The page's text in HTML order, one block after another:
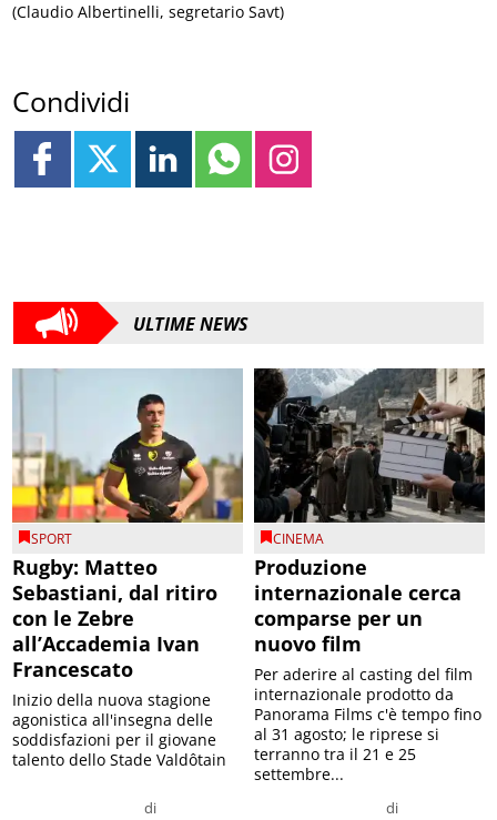
(Claudio Albertinelli, segretario Savt)
Condividi
ULTIME NEWS
SPORT
Rugby: Matteo
Sebastiani, dal ritiro
con le Zebre
all’Accademia Ivan
Francescato
di
Inizio della nuova stagione
agonistica all'insegna delle
soddisfazioni per il giovane
talento dello Stade Valdôtain
CINEMA
Produzione
internazionale cerca
comparse per un
nuovo film
di
Per aderire al casting del film
internazionale prodotto da
Panorama Films c'è tempo fino
al 31 agosto; le riprese si
terranno tra il 21 e 25
settembre...